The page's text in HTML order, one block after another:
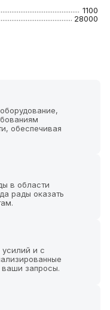
1100
28000
обеспечивая
в области
рады оказать
и с
ваши запросы.